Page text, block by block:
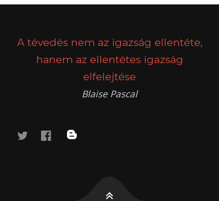
A tévedés nem az igazság ellentéte,
hanem az ellentétes igazság
elfelejtése
Blaise Pascal
twitterfacebook
blog